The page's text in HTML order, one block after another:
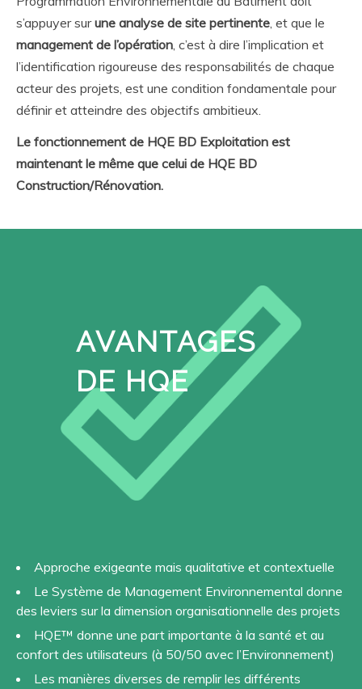
s’appuyer surune analyse de site pertinente, et que le
management de l’opération, c’est à dire l’implication et
l’identification rigoureuse des responsabilités de chaque
acteur des projets, est une condition fondamentale pour
définir et atteindre des objectifs ambitieux.
Le fonctionnement de HQE BD Exploitation est
maintenant le même que celui de HQE BD
Construction/Rénovation.
AVANTAGES
DE HQE
Approche exigeante mais qualitative et contextuelle
Le Système de Management Environnemental donne
des leviers sur la dimension organisationnelle des projets
HQE™ donne une part importante à la santé et au
confort des utilisateurs (à 50/50 avec l’Environnement)
Les manières diverses de remplir les différents